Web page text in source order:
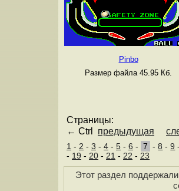
Pinbo
Размер файла 45.95 Кб.
Страницы:
← Ctrl предыдущая
1 - 2 - 3 - 4 - 5 - 6 - 7 -8 -9
- 19 - 20 - 21 - 22 - 23
Этот раздел